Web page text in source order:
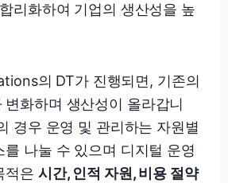
리화하여 기업의 생산성을 높
의 DT가 진행되면, 기존의
변화하며 생산성이 올라갑니
경우 운영 및 관리하는 자원별
를 나눌 수 있으며 디지털 운영
적은 시간, 인적 자원, 비용 절약